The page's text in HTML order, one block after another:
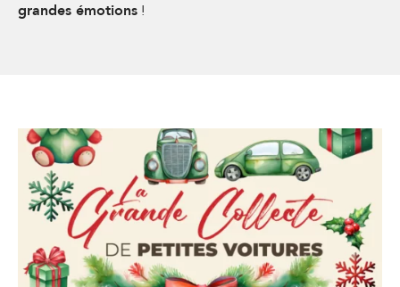
grandes émotions !